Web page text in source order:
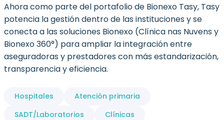
Ahora como parte del portafolio de Bionexo Tasy, Tasy
potencia la gestión dentro de las instituciones y se
conecta a las soluciones Bionexo (Clínica nas Nuvens y
Bionexo 360°) para ampliar la integración entre
aseguradoras y prestadores con más estandarización,
transparencia y eficiencia.
Hospitales
Atención primaria
SADT/Laboratorios
Clínicas